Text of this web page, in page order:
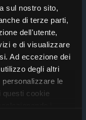
sul nostro sito,
di terze parti,
dell'utente,
e di visualizzare
Ad eccezione dei
degli altri
le
questi cookie